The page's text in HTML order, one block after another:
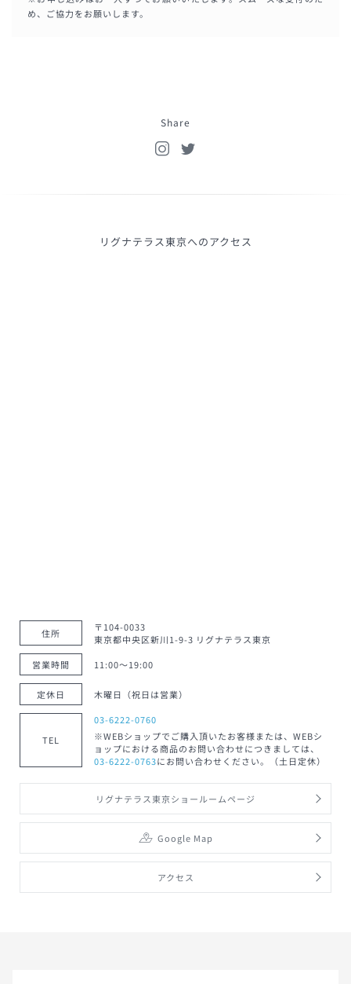
め、ご協力をお願いします。
Share
リグナテラス東京へのアクセス
住所
〒104-0033
東京都中央区新川1-9-3 リグナテラス東京
営業時間
11:00〜19:00
定休日 木曜日（祝日は営業）
TEL
03-6222-0760
※WEBショップでご購入頂いたお客様または、WEBシ
ョップにおける商品のお問い合わせにつきましては、
03-6222-0763にお問い合わせください。（土日定休）
リグナテラス東京ショールームページ
Google Map
アクセス